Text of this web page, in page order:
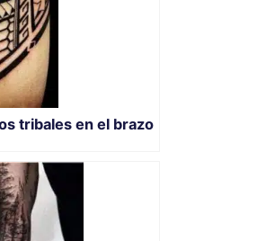
tribales en el brazo